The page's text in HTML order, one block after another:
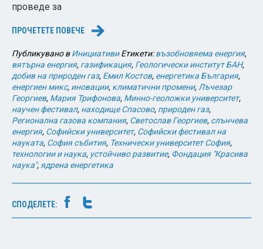
проведе за
ПРОЧЕТЕТЕ ПОВЕЧЕ →
Публикувано вИнициативи Етикети:възобновяема енергия,
вятърна енергия, газификация, Геологически институт БАН,
добив на природен газ, Емил Костов, енергетика България,
енергиен микс, иновации, климатични промени, Лъчезар
Георгиев, Мария Трифонова, Минно-геоложки университет,
научен фестивал, находище Спасово, природен газ,
Регионална газова компания, Светослав Георгиев, слънчева
енергия, Софийски университет, Софийски фестивал на
науката, София събития, Технически университет София,
технологии и наука, устойчиво развитие, Фондация "Красива
наука", ядрена енергетика
СПОДЕЛЕТЕ: